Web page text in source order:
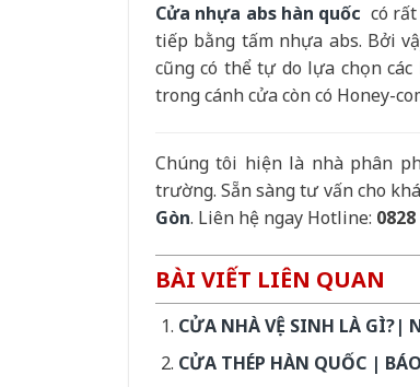
Cửa nhựa abs hàn quốc có
tiếp bằng tấm nhựa abs. Bởi
cũng có thể tự do lựa chọn
trong cánh cửa còn có Honey-
Chúng tôi hiện là nhà phân
trường. Sẵn sàng tư vấn cho
Gòn. Liên hệ ngay Hotline:
BÀI VIẾT LIÊN QUAN
CỬA NHÀ VỆ SINH LÀ GÌ?|
CỬA THÉP HÀN QUỐC |